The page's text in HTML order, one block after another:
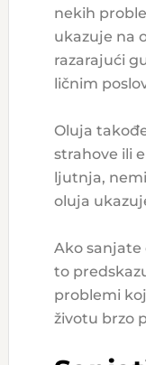
nekih
ukazuje na
razarajući
ličnim
Oluja
strahove ili
ljutnja,
oluja
Ako sanjate
to
problemi
životu brzo